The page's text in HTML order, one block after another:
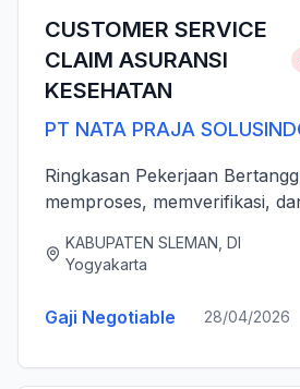
CUSTOMER SERVICE
CLAIM ASURANSI
KESEHATAN
PT NATA PRAJA
Ringkasan Pekerjaan
memproses, memverifikasi,
dan rawat jalan) secara
serta sesuai dengan ...
KABUPATEN SLEMAN, DI
Yogyakarta
Gaji Negotiable 28/04/2026